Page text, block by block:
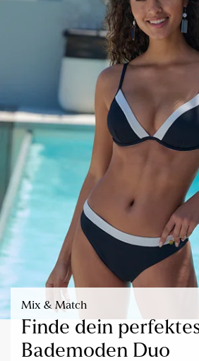
Mix & Match
Finde dein
Bademoden Duo